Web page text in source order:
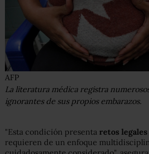
AFP
La literatura médica registra
ignorantes de sus propios embarazos.
"Esta condición presenta retos
requieren de un enfoque